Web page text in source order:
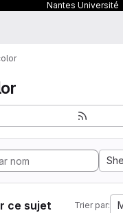
Nantes Université
ce sujet Trier par: